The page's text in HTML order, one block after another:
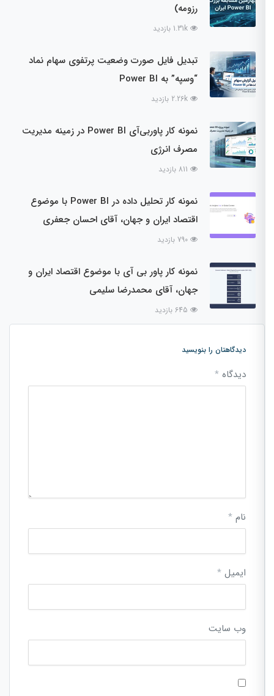
رزومه)
1.31k بازدید
تبدیل فایل صورت وضعیت پرتفوی سهام نماد
“وسپه” به Power BI
2.26k بازدید
نمونه کار پاوربی‌آی Power BI در زمینه مدیریت
مصرف انرژی
811 بازدید
نمونه کار تحلیل داده در Power BI با موضوع
اقتصاد ایران و جهان، آقای احسان جعفری
790 بازدید
نمونه کار پاور بی آی با موضوع اقتصاد ایران و
جهان، آقای محمدرضا سلیمی
645 بازدید
دیدگاهتان را بنویسید
دیدگاه*
نام*
ایمیل*
وب‌ سایت